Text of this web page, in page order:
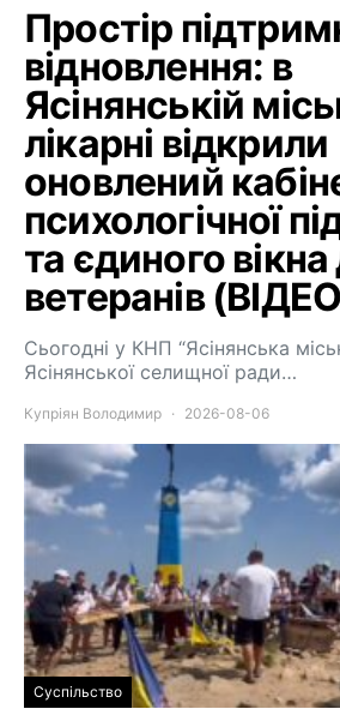
Простір
відновлення: в
Ясінянській
лікарні відкрили
оновлений
психологічної
та єдиного
ветеранів
Сьогодні у КНП “Ясінянська
Ясінянської селищної ради…
Купріян Володимир 2026-08-06
Суспільство